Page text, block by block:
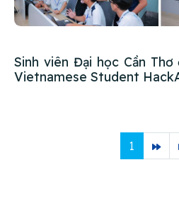
Sinh viên Đại học Cần
Vietnamese Student
1